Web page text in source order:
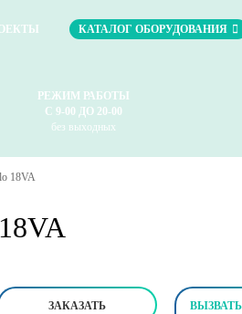
КАТАЛОГ ОБОРУДОВАНИЯ
РЕЖИМ РАБОТЫ
С 9-00 ДО 20-00
без выходных
18VA
ЗАКАЗАТЬ